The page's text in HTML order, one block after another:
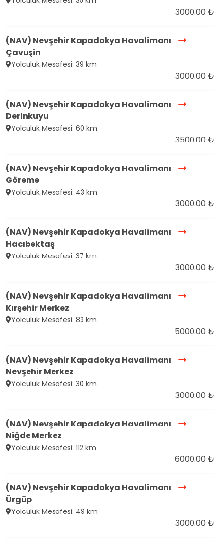
3000.00 ₺
(NAV) Nevşehir Kapadokya Havalimanı
Çavuşin
Yolculuk Mesafesi: 39 km
3000.00 ₺
(NAV) Nevşehir Kapadokya Havalimanı
Derinkuyu
Yolculuk Mesafesi: 60 km
3500.00 ₺
(NAV) Nevşehir Kapadokya Havalimanı
Göreme
Yolculuk Mesafesi: 43 km
3000.00 ₺
(NAV) Nevşehir Kapadokya Havalimanı
Hacıbektaş
Yolculuk Mesafesi: 37 km
3000.00 ₺
(NAV) Nevşehir Kapadokya Havalimanı
Kırşehir Merkez
Yolculuk Mesafesi: 83 km
5000.00 ₺
(NAV) Nevşehir Kapadokya Havalimanı
Nevşehir Merkez
Yolculuk Mesafesi: 30 km
3000.00 ₺
(NAV) Nevşehir Kapadokya Havalimanı
Niğde Merkez
Yolculuk Mesafesi: 112 km
6000.00 ₺
(NAV) Nevşehir Kapadokya Havalimanı
Ürgüp
Yolculuk Mesafesi: 49 km
3000.00 ₺